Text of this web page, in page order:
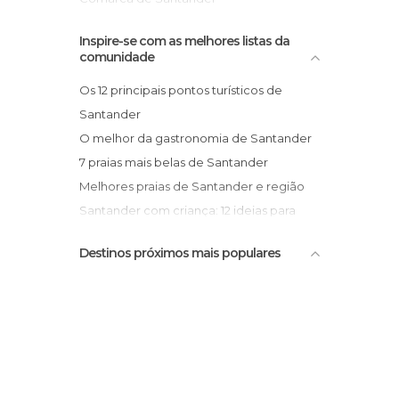
Reservas Naturais em Santander
Ruas em Santander
Universidades em Santander
Inspire-se com as melhores listas da
comunidade
Os 12 principais pontos turísticos de
Santander
O melhor da gastronomia de Santander
7 praias mais belas de Santander
Melhores praias de Santander e região
Santander com criança: 12 ideias para
Destinos próximos mais populares